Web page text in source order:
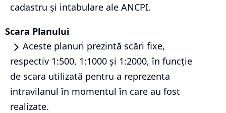
cadastru și intabulare ale ANCPI.
Scara Planului
Aceste planuri prezintă scări fixe,
respectiv 1:500, 1:1000 și 1:2000, în funcție
de scara utilizată pentru a reprezenta
intravilanul în momentul în care au fost
realizate.